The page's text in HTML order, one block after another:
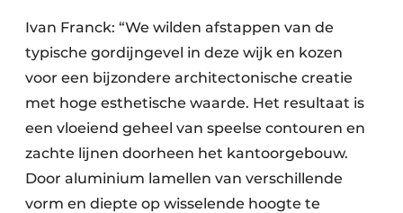
Ivan Franck: “We wilden afstappen van de
typische gordijngevel in deze wijk en kozen
voor een bijzondere architectonische creatie
met hoge esthetische waarde. Het resultaat is
een vloeiend geheel van speelse contouren en
zachte lijnen doorheen het kantoorgebouw.
Door aluminium lamellen van verschillende
vorm en diepte op wisselende hoogte te